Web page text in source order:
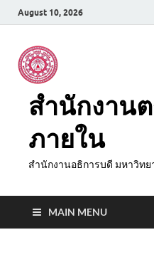
August 10, 2026
สำนักงาน
ภายใน
สำนักงานอธิการบดี มหาวิท
MAIN MENU